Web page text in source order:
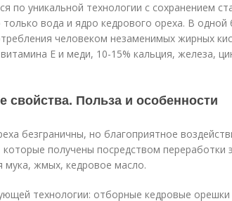
по уникальной технологии с сохранением
вода и ядро кедрового ореха. В одной
человеком незаменимых жирных
E и меди, 10-15% кальция, железа,
свойства. Польза и особенности
безграничны, но благоприятное
получены посредством переработки
мука, жмых, кедровое масло.
технологии: отборные кедровые орешки